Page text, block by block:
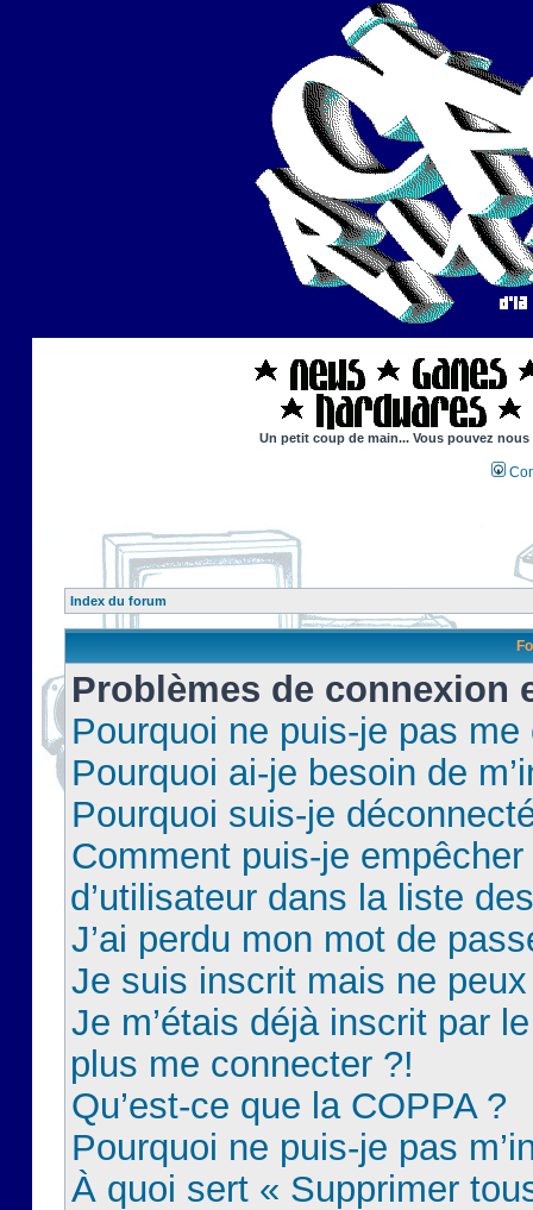
Un petit coup de main... Vous pouvez
Index du forum
Problèmes de connexion
Pourquoi ne puis-je pas
Pourquoi ai-je besoin de
Pourquoi suis-je
Comment puis-je
d’utilisateur dans la liste
J’ai perdu mon mot de
Je suis inscrit mais ne
Je m’étais déjà inscrit par
plus me connecter ?!
Qu’est-ce que la COPPA ?
Pourquoi ne puis-je pas
À quoi sert « Supprimer